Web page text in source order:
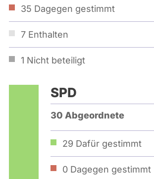
35 Dagegen gestimmt
7 Enthalten
1 Nicht beteiligt
SPD
30 Abgeordnete
29 Dafür gestimmt
0 Dagegen gestimmt